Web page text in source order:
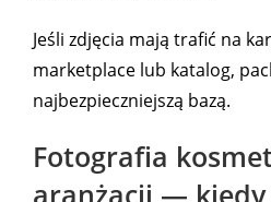
Jeśli zdjęcia mają trafić na
marketplace lub katalog,
najbezpieczniejszą bazą.
Fotografia
aranżacji —